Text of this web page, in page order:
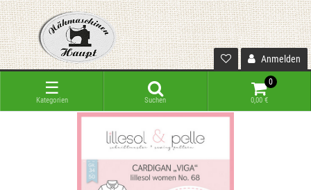
Anmelden
☰
Kategorien Suchen
0
0,00 €